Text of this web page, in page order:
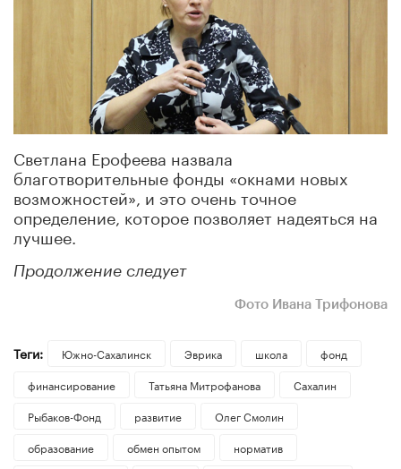
Светлана Ерофеева назвала
благотворительные фонды «окнами новых
возможностей», и это очень точное
определение, которое позволяет надеяться на
лучшее.
Продолжение следует
Фото Ивана Трифонова
Теги: Южно-Сахалинск Эврика школа
фонд
финансирование
Татьяна Митрофанова
Сахалин
Рыбаков-Фонд
развитие
Олег Смолин
образование
обмен опытом
норматив